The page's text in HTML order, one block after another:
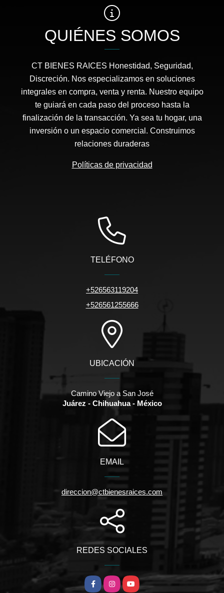
QUIÉNES SOMOS
CT BIENES RAICES Honestidad, Seguridad,
Discreción. Nos especializamos en soluciones
integrales en compra, venta y renta. Nuestro equipo
te guiará en cada paso del proceso hasta la
finalización de la transacción. Ya sea tu hogar, una
inversión o un espacio comercial. Construimos
relaciones duraderas
Políticas de privacidad
TELÉFONO
+526563119204
+526561255666
UBICACIÓN
Camino Viejo a San José
Juárez - Chihuahua - México
EMAIL
direccion@ctbienesraices.com
REDES SOCIALES
FacebookInstagramYouTube